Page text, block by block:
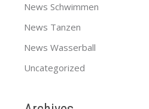
News Schwimmen
News Tanzen
News Wasserball
Uncategorized